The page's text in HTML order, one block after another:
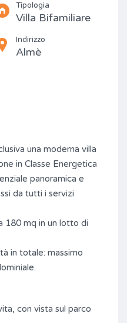
Tipologia
Villa Bifamiliare
Indirizzo
Almè
una moderna villa
in Classe Energetica
panoramica e
da tutti i servizi
180 mq in un lotto di
in totale: massimo
con vista sul parco